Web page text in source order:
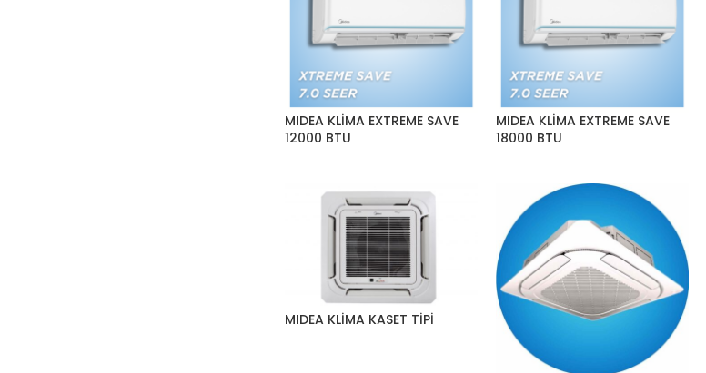
MIDEA KLİMA EXTREME SAVE
12000 BTU
MIDEA KLİMA EXTREME SAVE
18000 BTU
MIDEA KLİMA KASET TİPİ